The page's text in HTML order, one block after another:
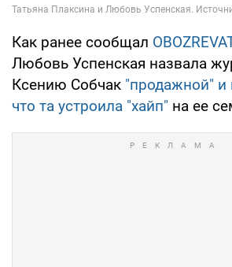
Как ранее сообщал
Любовь Успенская назвала
Ксению Собчак "продажной" и
что та устроила "хайп" на ее